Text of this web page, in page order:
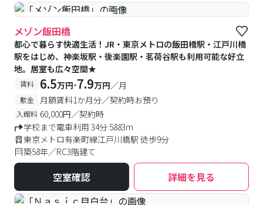
#予約受付中 #空室待ち
メゾン飯田橋
都心で暮らす快適生活！JR・東京メトロの飯田橋駅・江戸川橋
駅をはじめ、神楽坂駅・後楽園駅・茗荷谷駅も利用可能な好立
地。居室も広々空間★
賃料 6.5万円-7.9万円／月
敷金 月額賃料1か月分／契約時お預り
入館料 60,000円／契約時
学校まで電車利用 34分 5883m
東京メトロ有楽町線江戸川橋駅 徒歩9分
築58年／RC3階建て
空室確認 詳細を見る